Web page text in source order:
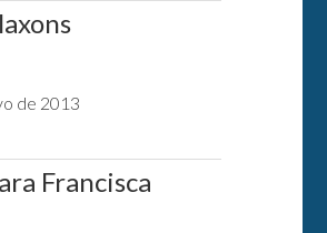
de 2013
Francisca